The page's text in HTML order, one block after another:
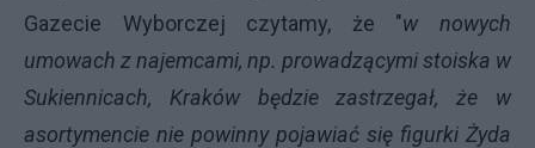
Gazecie Wyborczej czytamy, że "w nowych
umowach z najemcami, np. prowadzącymi stoiska w
Sukiennicach, Kraków będzie zastrzegał, że w
asortymencie nie powinny pojawiać się figurki Żyda